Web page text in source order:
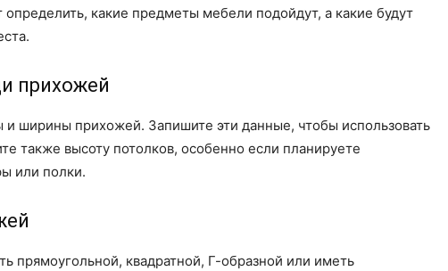
какие предметы мебели подойдут, а какие будут
прихожей
и ширины прихожей. Запишите эти данные, чтобы использовать
также высоту потолков, особенно если планируете
или полки.
прямоугольной, квадратной, Г-образной или иметь